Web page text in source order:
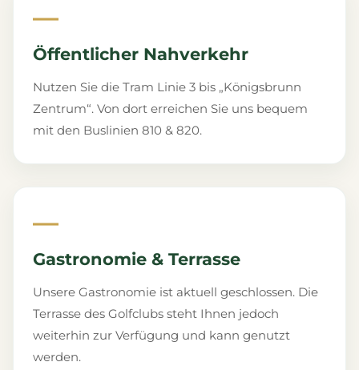
—
Öffentlicher Nahverkehr
Nutzen Sie die Tram Linie 3 bis „Königsbrunn
Zentrum“. Von dort erreichen Sie uns bequem
mit den Buslinien 810 & 820.
—
Gastronomie & Terrasse
Unsere Gastronomie ist aktuell geschlossen. Die
Terrasse des Golfclubs steht Ihnen jedoch
weiterhin zur Verfügung und kann genutzt
werden.